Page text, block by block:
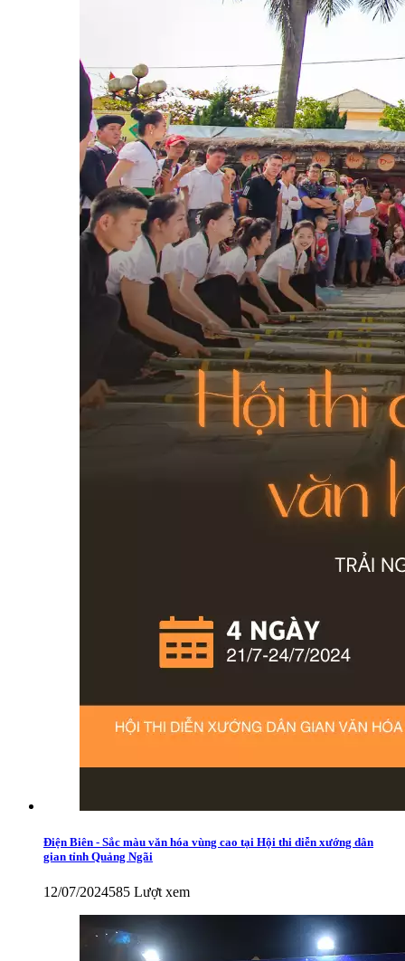
Điện Biên - Sắc màu văn hóa vùng cao tại Hội thi diễn xướng dân
gian tỉnh Quảng Ngãi
12/07/2024585 Lượt xem